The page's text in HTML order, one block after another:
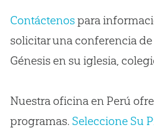
Contáctenospara
solicitar una conferencia
Génesis en su iglesia,
Nuestra oficina en Perú
programas. Seleccione Su